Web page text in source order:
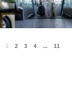
1 2 3 4 ... 11